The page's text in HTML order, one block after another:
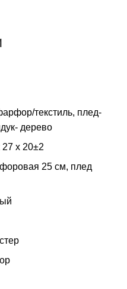
текстиль, плед-
дерево
х 20±2
25 см, плед